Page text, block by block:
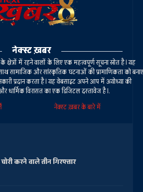
नेक्स्ट ख़बर
में रहने वालों के लिए एक महत्वपूर्ण सूचना स्रोत है। यह
सामाजिक और सांस्कृतिक घटनाओं की प्रामाणिकता को बनाए
प्रदान करता है। यह वेबसाइट अपने आप में अयोध्या की
धार्मिक विरासत का एक डिजिटल दस्तावेज है।.
नेक्स्ट ख़बर के बारे में
करने वाले तीन गिरफ्तार